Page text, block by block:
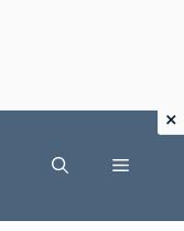
Menu